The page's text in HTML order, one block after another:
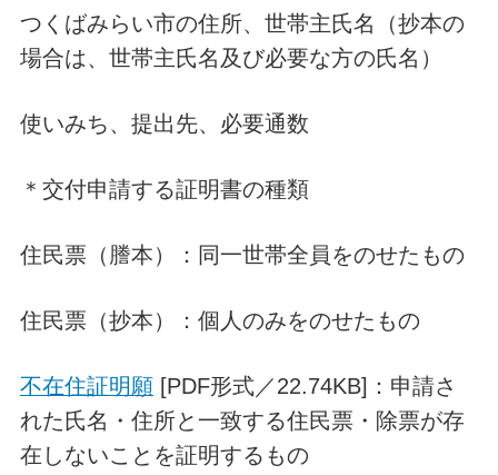
つくばみらい市の住所、世帯主氏名（抄本の
場合は、世帯主氏名及び必要な方の氏名）
使いみち、提出先、必要通数
＊交付申請する証明書の種類
住民票（謄本）：同一世帯全員をのせたもの
住民票（抄本）：個人のみをのせたもの
不在住証明願[PDF形式／22.74KB]：申請さ
れた氏名・住所と一致する住民票・除票が存
在しないことを証明するもの